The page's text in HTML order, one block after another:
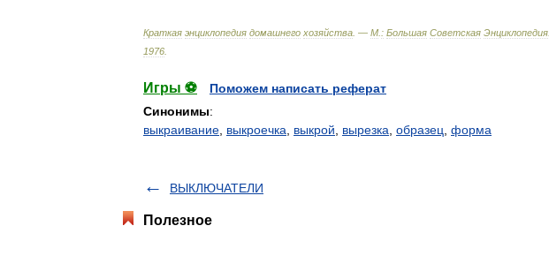
Краткая энциклопедия домашнего хозяйства . — М : Большая Советская Энциклопедия
1976
Игры ⚽
Поможем написать реферат
Синонимы:
выкраивание выкроечка выкрой вырезка образец форма
ВЫКЛЮЧАТЕЛИ
Полезное